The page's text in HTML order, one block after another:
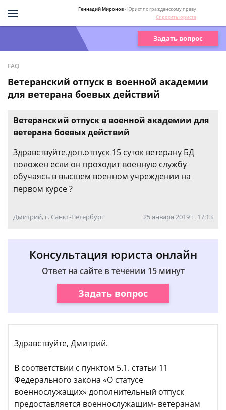
Геннадий Миронов- Юрист по гражданскому праву
Спросить юриста
Задать вопрос
FAQ
Ветеранский отпуск в военной академии
для ветерана боевых действий
Ветеранский отпуск в военной академии для
ветерана боевых действий
Здравствуйте.доп.отпуск 15 суток ветерану БД
положен если он проходит военную службу
обучаясь в высшем военном учреждении на
первом курсе ?
Дмитрий, г. Санкт-Петербург 25 января 2019 г. 17:13
Консультация юриста онлайн
Ответ на сайте в течении 15 минут
Задать вопрос
Здравствуйте, Дмитрий.
В соответствии с пунктом 5.1. статьи 11
Федерального закона «О статусе
военнослужащих» дополнительный отпуск
предоставляется военнослужащим- ветеранам